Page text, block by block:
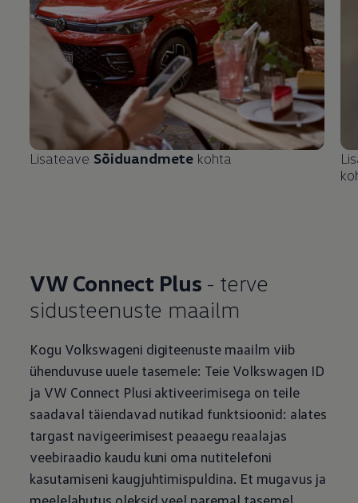
Lisateave Sõiduandmete kohta
VW Connect Plus - terve
sidusteenuste maailm
Kogu Volkswageni digiteenuste maailm viib
ühenduvuse uuele tasemele: Teie Volkswagen ID
ja VW Connect Plusi aktiveerimisega on teile
saadaval täiendavad nutikad funktsioonid: alates
targast navigeerimisest peaaegu reaalajas
veebiraadio kaudu kuni oma nutitelefoni
kasutamiseni kaugjuhtimispuldina. Et mugavus ja